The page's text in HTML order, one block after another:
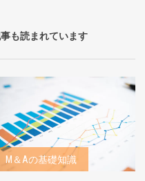
も読まれています
M＆Aの基礎知識